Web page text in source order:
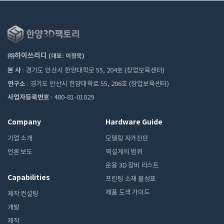
㈜하이쓰리디 (대표: 이정욱)
본 사 : 경기도 안산시 한양대학로 55, 204호 (창업보육센터)
연구소 : 경기도 안산시 한양대학로 55, 206호 (창업보육센터)
사업자등록번호 : 480-81-01029
Company
기업 소개
언론 보도
Capabilities
제작 컨설팅
개발
제작
Hardware Guide
모델링 자가진단
역설계의 범위
운용 3D 장비 리스트
프린팅 소재 물성표
제품 도색 가이드